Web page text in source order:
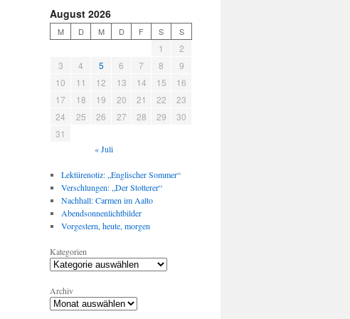
August 2026
M D M D F S S
1
2
3
4 5 6 7 8
9
10
11 12 13 14 15
16
17
18 19 20 21 22
23
24
25 26 27 28 29
30
31
« Juli
Lektürenotiz: „Englischer Sommer“
Verschlungen: „Der Stotterer“
Nachhall: Carmen im Aalto
Abendsonnenlichtbilder
Vorgestern, heute, morgen
Kategorien
Archiv